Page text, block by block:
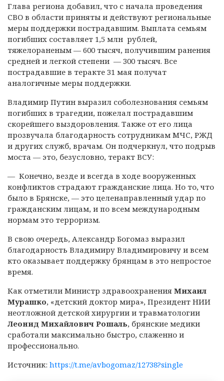
Глава региона добавил, что с начала проведения
СВО в области приняты и действуют региональные
меры поддержки пострадавшим. Выплата семьям
погибших составляет 1,5 млн рублей,
тяжелораненым — 600 тысяч, получившим ранения
средней и легкой степени — 300 тысяч. Все
пострадавшие в теракте 31 мая получат
аналогичные меры поддержки.
Владимир Путин выразил соболезнования семьям
погибших в трагедии, пожелал пострадавшим
скорейшего выздоровления. Также от его лица
прозвучала благодарность сотрудникам МЧС, РЖД
и других служб, врачам. Он подчеркнул, что подрыв
моста — это, безусловно, теракт ВСУ:
— Конечно, везде и всегда в ходе вооруженных
конфликтов страдают гражданские лица. Но то, что
было в Брянске, — это целенаправленный удар по
гражданским лицам, и по всем международным
нормам это терроризм.
В свою очередь, Александр Богомаз выразил
благодарность Владимиру Владимировичу и всем
кто оказывает поддержку брянцам в это непростое
время.
Как отметили Министр здравоохранения Михаил
Мурашко, «детский доктор мира», Президент НИИ
неотложной детской хирургии и травматологии
Леонид Михайлович Рошаль, брянские медики
сработали максимально быстро, слаженно и
профессионально.
Источник: https://t.me/avbogomaz/12738?single